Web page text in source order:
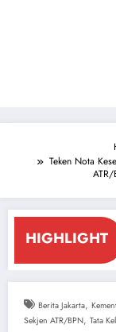
Teken Nota
ATR/
HIGHLIGHT
Miras
Berita Jakarta,
Sekjen ATR/BPN, Tata